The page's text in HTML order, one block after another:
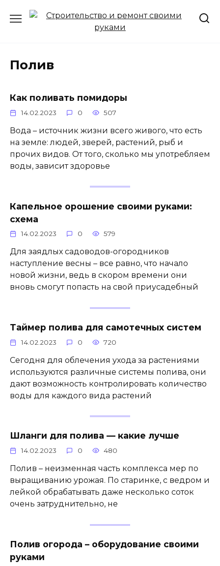
Полив
Как поливать помидоры
14.02.2023 0 507
Вода – источник жизни всего живого, что есть
на земле: людей, зверей, растений, рыб и
прочих видов. От того, сколько мы употребляем
воды, зависит здоровье
Капельное орошение своими руками:
схема
14.02.2023 0 579
Для заядлых садоводов-огородников
наступление весны – все равно, что начало
новой жизни, ведь в скором времени они
вновь смогут попасть на свой приусадебный
Таймер полива для самотечных систем
14.02.2023 0 720
Сегодня для облечения ухода за растениями
используются различные системы полива, они
дают возможность контролировать количество
воды для каждого вида растений
Шланги для полива — какие лучше
14.02.2023 0 480
Полив – неизменная часть комплекса мер по
выращиванию урожая. По старинке, с ведром и
лейкой обрабатывать даже несколько соток
очень затруднительно, не
Полив огорода – оборудование своими
руками